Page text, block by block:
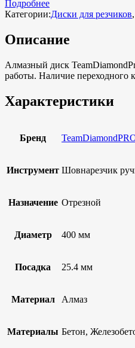
Подробнее
Категории:Диски для резчиков,
Описание
Алмазный диск
работы. Наличие переходного
Характеристики
Бренд
Инструмент Шовнарезчик
Назначение Отрезной
Диаметр 400 мм
Посадка 25.4 мм
Материал Алмаз
Материалы Бетон,